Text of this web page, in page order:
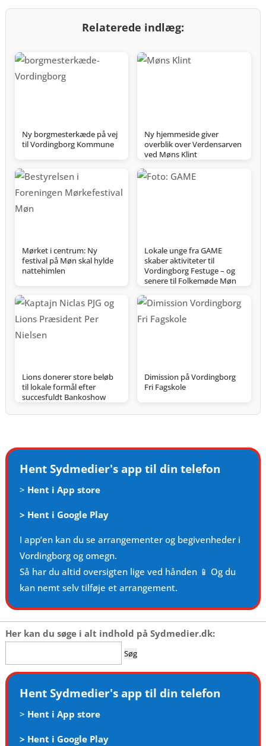
Relaterede indlæg:
Ny borgmesterkæde på vej
til Vordingborg Kommune
Ny hjemmeside giver
overblik over Verdensarven
ved Møns Klint
Mørket i centrum: Ny
festival på Møn skal hylde
nattehimlen
Lokale unge fra GAME
skaber aktiviteter til
Vordingborg Festuge – og
senere til Folkemøde Møn
Lions donerer store beløb
til lokale formål efter
succesfuldt Bankoshow
Dimission på Vordingborg
Fri Fagskole
Hent Sydmedier's app til din telefon
> Hent i App store
> Hent i Google Play
I app’en kan du se arrangementer og begivenheder i
Vordingborg og omegn.
Så har du altid oversigten lige ved hånden 📱 Og du
kan nemt selv tilføje et arrangement.
Her kan du søge i alt indhold på Sydmedier.dk:
efter:
Hent Sydmedier's app til din telefon
> Hent i App store
> Hent i Google Play